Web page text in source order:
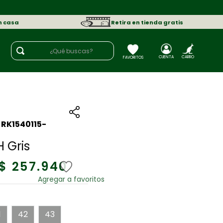
casa Retira en tienda gratis
¿Qué buscas?
RK1540115-
Gris
257.940
42 43